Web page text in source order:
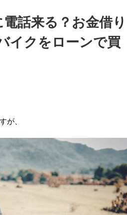
話来る？お金借り
イクをローンで買
が、